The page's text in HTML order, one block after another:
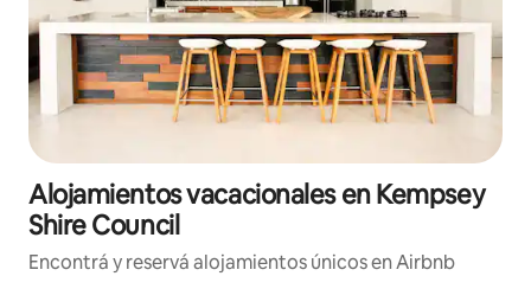
Alojamientos vacacionales en Kempsey
Shire Council
Encontrá y reservá alojamientos únicos en Airbnb